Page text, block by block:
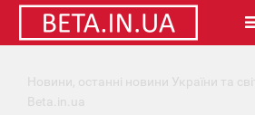
Новини, останні новини України та
Beta.in.ua